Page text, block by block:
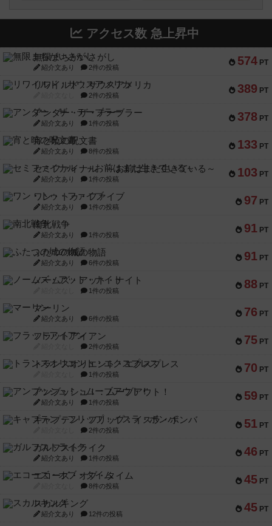
アクセス数 急上昇中
574 PT
無限まちがいさがし
紹介文あり 2件の投稿
389 PT
リワイルド：サウスアメリカ
2件の投稿
378 PT
アンダー・ザ・テーブラー
紹介文あり 1件の投稿
133 PT
宵と暁の呪文書
紹介文あり 8件の投稿
103 PT
セミファイナル ～お前はまだ生きている～
紹介文あり 1件の投稿
97 PT
ワン・トゥ・ファイブ
紹介文あり 1件の投稿
91 PT
南北戦争
紹介文あり 1件の投稿
91 PT
ふたつの城の物語
紹介文あり 6件の投稿
88 PT
ノームズ・アット・ナイト
1件の投稿
76 PT
マーリン
紹介文あり 6件の投稿
75 PT
フラットアイアン
2件の投稿
70 PT
トランスオリエント・エクスプレス
1件の投稿
59 PT
アンブッシュ！：ムーブアウト！
紹介文あり 1件の投稿
51 PT
キャプテン・フリップ：イスラ・ボンバ
2件の投稿
46 PT
ガルフストライク
紹介文あり 1件の投稿
45 PT
エコーズ・オブ・タイム
8件の投稿
45 PT
スカルキング
紹介文あり 12件の投稿